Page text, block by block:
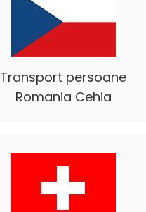
Transport persoane
Romania Cehia